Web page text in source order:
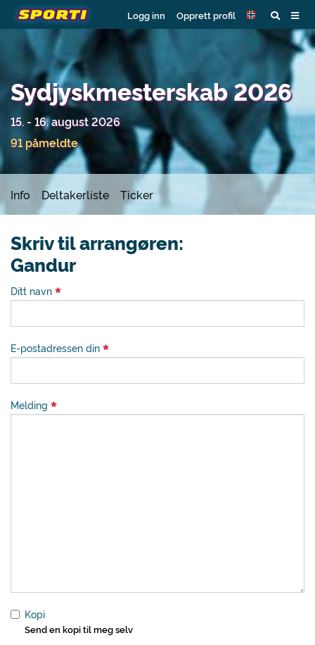
Logg inn Opprett profil
Sydjyskmesterskab 2026
15. - 16. august 2026
91 påmeldte
Info Deltakerliste Ticker
Skriv til arrangøren:
Gandur
Ditt navn
E-postadressen din
Melding
Kopi
Send en kopi til meg selv